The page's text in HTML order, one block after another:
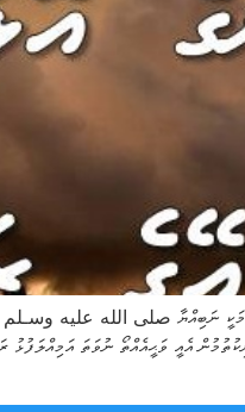
ނަބިއްޔާ صلى الله عليه
އެއީ ވަޙީއެއްތޯ ނުވަތަ